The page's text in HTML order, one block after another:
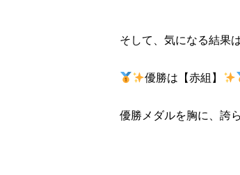
そして、気になる結果
優勝は【赤組】
優勝メダルを胸に、誇